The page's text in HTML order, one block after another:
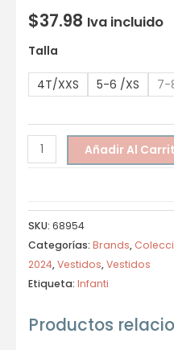
$37.98 Iva incluido
Talla
4T/XXS 5-6 /XS 7-
Añadir Al
SKU: 68954
Categorías: Brands,
2024,Vestidos,Vestidos
Etiqueta: Infanti
Productos